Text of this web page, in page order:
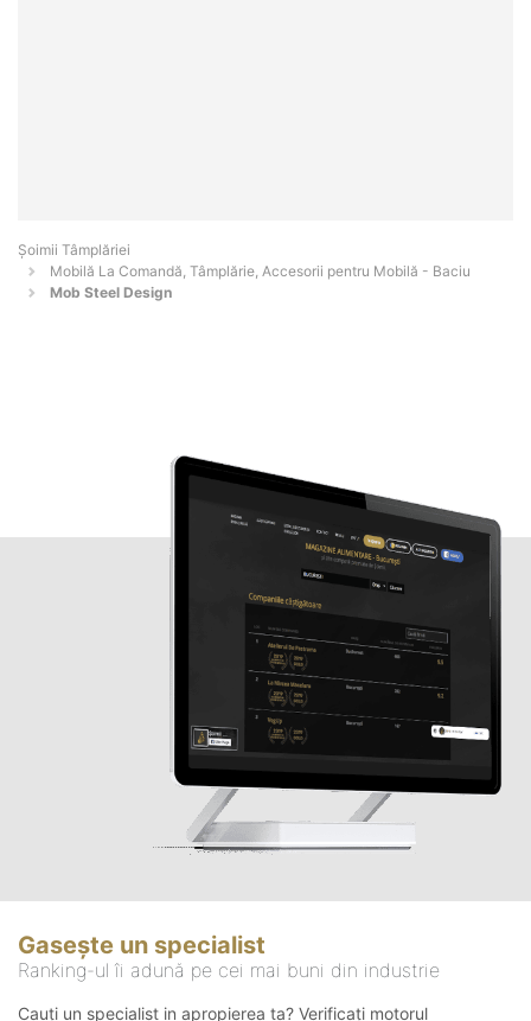
Șoimii Tâmplăriei
Mobilă La Comandă, Tâmplărie, Accesorii pentru Mobilă - Baciu
Mob Steel Design
Gasește un specialist
Ranking-ul îi adună pe cei mai buni din industrie
Cauți un specialist in apropierea ta? Verificați motorul